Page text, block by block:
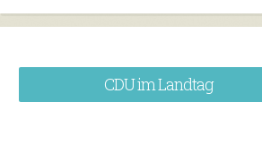
CDU im Landtag